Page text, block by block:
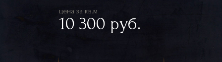
цена за кв.м
10 300 руб.